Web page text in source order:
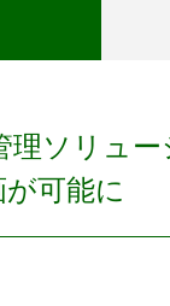
ソリュ
可能に